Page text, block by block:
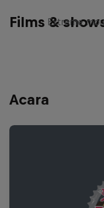
Films &Extreme
Acara